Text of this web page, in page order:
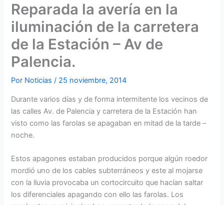
Reparada la avería en la
iluminación de la carretera
de la Estación – Av de
Palencia.
Por Noticias/ 25 noviembre, 2014
Durante varios días y de forma intermitente los vecinos de
las calles Av. de Palencia y carretera de la Estación han
visto como las farolas se apagaban en mitad de la tarde –
noche.
Estos apagones estaban producidos porque algún roedor
mordió uno de los cables subterráneos y este al mojarse
con la lluvia provocaba un cortocircuito que hacían saltar
los diferenciales apagando con ello las farolas. Los